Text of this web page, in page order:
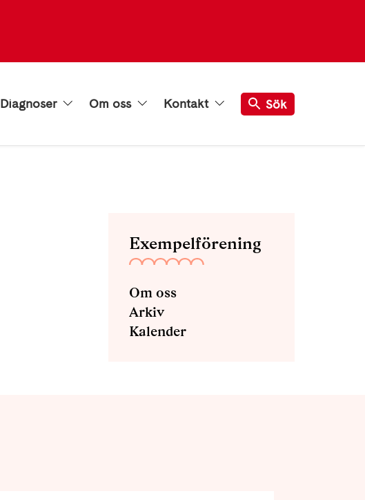
Diagnoser Om oss Kontakt Sök
Exempelförening
Om oss
Arkiv
Kalender